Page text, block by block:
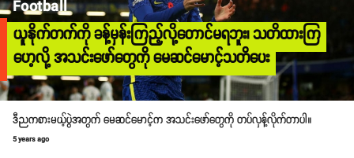
Football
ယူနိုက်တက်ကို ခန့်မှန်းကြည့်လို့တောင်မရဘူး၊ သတိထားကြ
ဟေ့လို့ အသင်းဖော်တွေကို မေဆင်မောင့်သတိပေး
ဒီညကစားမယ့်ပွဲအတွက် မေဆင်မောင့်က အသင်းဖော်တွေကို တပ်လှန့်လိုက်တာပါ။
5 years ago